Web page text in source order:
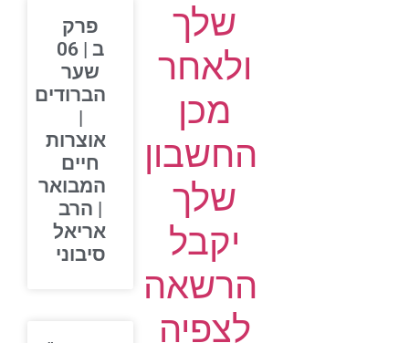
שלך
ולאחר
מכן
החשבון
שלך
יקבל
הרשאה
לצפיה
פרק
ב | 06
שער
הברודים
אוצרות
חיים
המבואר
| הרב
אריאל
סיבוני